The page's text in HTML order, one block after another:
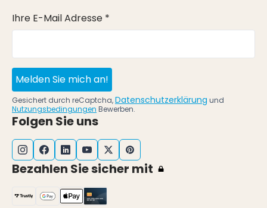
Ihre E-Mail Adresse *
Melden Sie mich an!
Gesichert durch reCaptcha,Datenschutzerklärung und
Nutzungsbedingungen Bewerben.
Folgen Sie uns
Bezahlen Sie sicher mit